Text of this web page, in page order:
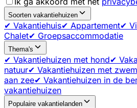
Soorten vakantiehuizen
✔ Vakantiehuis✔ Appartement✔
Chalet✔ Groepsaccommodatie
Thema's
✔ Vakantiehuizen met hond✔
natuur✔ Vakantiehuizen met
aan zee✔ Vakantiehuizen in de
vakantiehuizen
Populaire vakantielanden